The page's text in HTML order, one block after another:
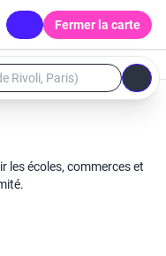
Fermer la carte
500 m
les écoles, commerces et